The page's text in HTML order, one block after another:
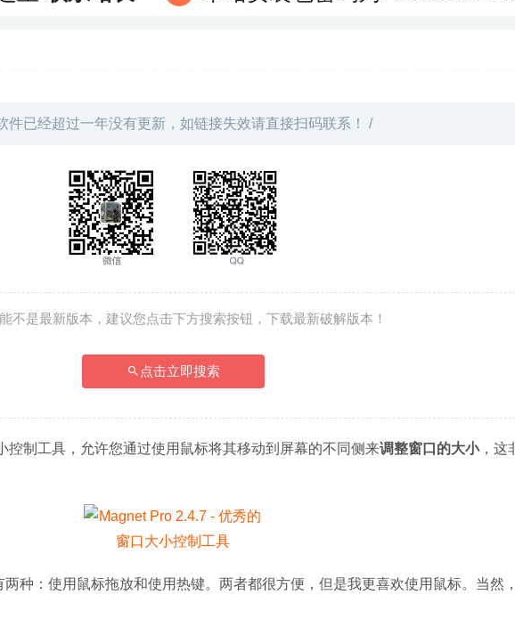
件已经超过一年没有更新，如链接失效请直接扫码联系！ /
不是最新版本，建议您点击下方搜索按钮，下载最新破解版本！
点击立即搜索
控制工具，允许您通过使用鼠标将其移动到屏幕的不同侧来调整窗口的大小，这
种：使用鼠标拖放和使用热键。两者都很方便，但是我更喜欢使用鼠标。当然